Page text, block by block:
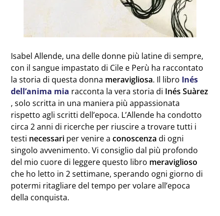
Isabel Allende, una delle donne più latine di sempre,
con il sangue impastato di Cile e Perù ha raccontato
la storia di questa donna meravigliosa. Il libro Inés
dell’anima mia racconta la vera storia di Inés Suàrez
, solo scritta in una maniera più appassionata
rispetto agli scritti dell’epoca. L’Allende ha condotto
circa 2 anni di ricerche per riuscire a trovare tutti i
testi necessari per venire a conoscenza di ogni
singolo avvenimento. Vi consiglio dal più profondo
del mio cuore di leggere questo libro meraviglioso
che ho letto in 2 settimane, sperando ogni giorno di
potermi ritagliare del tempo per volare all’epoca
della conquista.